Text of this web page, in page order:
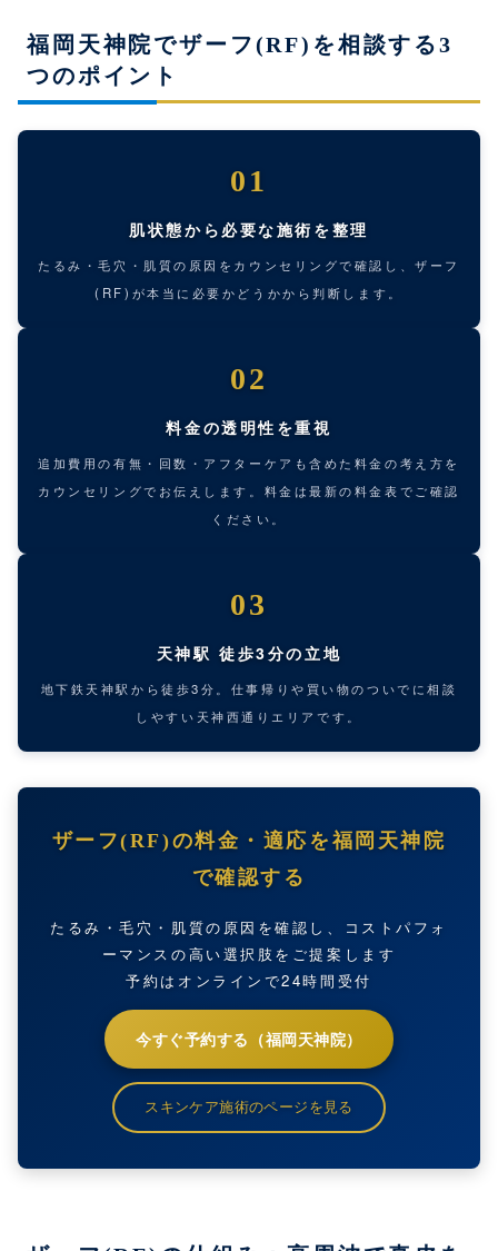
福岡天神院でザーフ(RF)を相談する3
つのポイント
01
肌状態から必要な施術を整理
たるみ・毛穴・肌質の原因をカウンセリングで確認し、ザーフ
(RF)が本当に必要かどうかから判断します。
02
料金の透明性を重視
追加費用の有無・回数・アフターケアも含めた料金の考え方を
カウンセリングでお伝えします。料金は最新の料金表でご確認
ください。
03
天神駅 徒歩3分の立地
地下鉄天神駅から徒歩3分。仕事帰りや買い物のついでに相談
しやすい天神西通りエリアです。
ザーフ(RF)の料金・適応を福岡天神院
で確認する
たるみ・毛穴・肌質の原因を確認し、コストパフォ
ーマンスの高い選択肢をご提案します
予約はオンラインで24時間受付
今すぐ予約する（福岡天神院）
スキンケア施術のページを見る